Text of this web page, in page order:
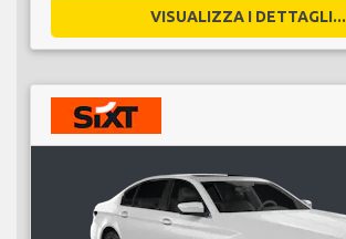
VISUALIZZA I DETTAGLI...